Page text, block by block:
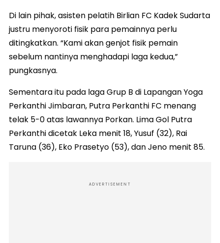
Di lain pihak, asisten pelatih Birlian FC Kadek Sudarta
justru menyoroti fisik para pemainnya perlu
ditingkatkan. “Kami akan genjot fisik pemain
sebelum nantinya menghadapi laga kedua,”
pungkasnya.
Sementara itu pada laga Grup B di Lapangan Yoga
Perkanthi Jimbaran, Putra Perkanthi FC menang
telak 5-0 atas lawannya Porkan. Lima Gol Putra
Perkanthi dicetak Leka menit 18, Yusuf (32), Rai
Taruna (36), Eko Prasetyo (53), dan Jeno menit 85.
ADVERTISEMENT